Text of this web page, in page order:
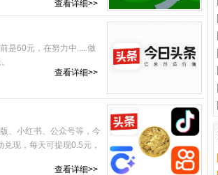
查看详细>>
是60元，在努力中.....做
查看详细>>
、小红书、公众号等，今
现，每天可提现0.5元，
查看详细>>